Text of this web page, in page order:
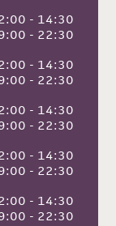
- 14:30
- 22:30
- 14:30
- 22:30
- 14:30
- 22:30
- 14:30
- 22:30
- 14:30
- 22:30